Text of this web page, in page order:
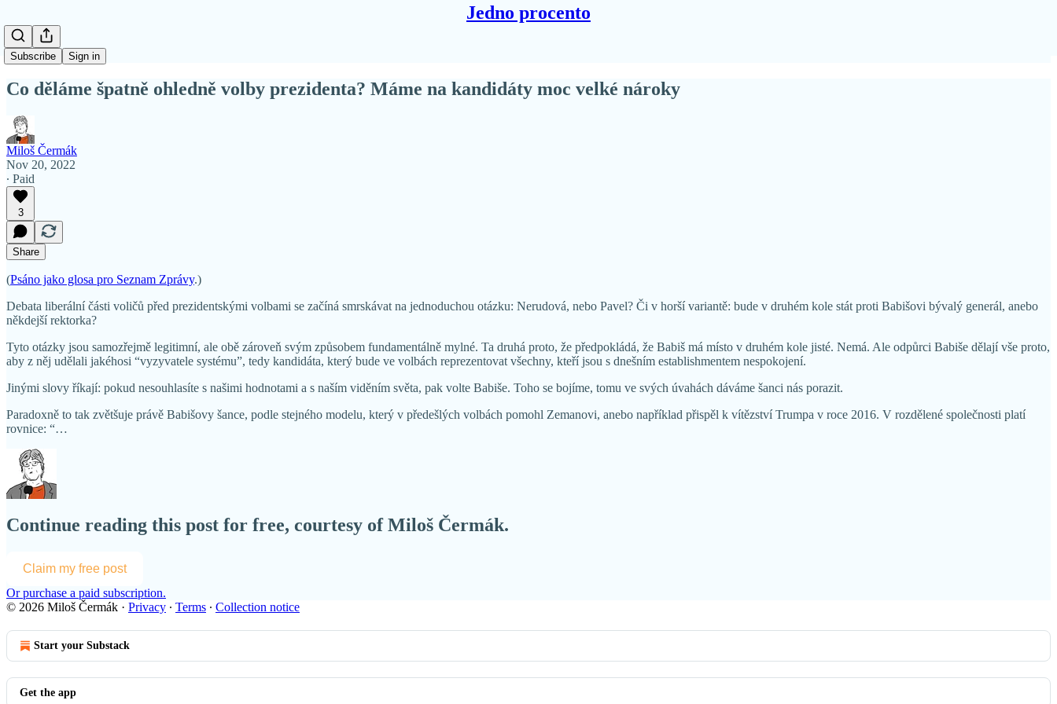
Jedno procento
Subscribe Sign in
Co děláme špatně ohledně volby prezidenta? Máme na kandidáty moc velké nároky
Miloš Čermák
Nov 20, 2022
∙ Paid
3
Share
(Psáno jako glosa pro Seznam Zprávy.)
Debata liberální části voličů před prezidentskými volbami se začíná smrskávat na jednoduchou otázku: Nerudová, nebo Pavel? Či v horší variantě: bude v druhém kole stát proti Babišovi bývalý generál, anebo
někdejší rektorka?
Tyto otázky jsou samozřejmě legitimní, ale obě zároveň svým způsobem fundamentálně mylné. Ta druhá proto, že předpokládá, že Babiš má místo v druhém kole jisté. Nemá. Ale odpůrci Babiše dělají vše proto,
aby z něj udělali jakéhosi “vyzyvatele systému”, tedy kandidáta, který bude ve volbách reprezentovat všechny, kteří jsou s dnešním establishmentem nespokojení.
Jinými slovy říkají: pokud nesouhlasíte s našimi hodnotami a s naším viděním světa, pak volte Babiše. Toho se bojíme, tomu ve svých úvahách dáváme šanci nás porazit.
Paradoxně to tak zvětšuje právě Babišovy šance, podle stejného modelu, který v předešlých volbách pomohl Zemanovi, anebo například přispěl k vítězství Trumpa v roce 2016. V rozdělené společnosti platí
rovnice: “…
Continue reading this post for free, courtesy of Miloš Čermák.
Claim my free post
Or purchase a paid subscription.
© 2026 Miloš Čermák · Privacy ∙ Terms ∙ Collection notice
Start your Substack
Get the app